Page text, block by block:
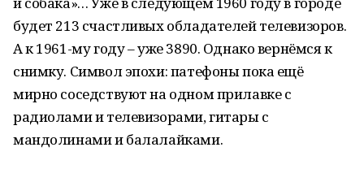
будет 213 счастливых обладателей телевизоров.
А к 1961-му году – уже 3890. Однако вернёмся к
снимку. Символ эпохи: патефоны пока ещё
мирно соседствуют на одном прилавке с
радиолами и телевизорами, гитары с
мандолинами и балалайками.